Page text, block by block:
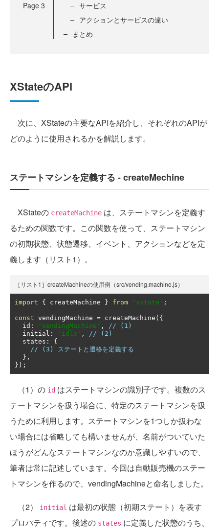
Page 3
サービス
アクションとサービスの違い
まとめ
XStateのAPI
次に、XStateの主要なAPIを紹介し、それぞれのAPIが
どのように使用されるかを解説します。
ステートマシンを定義する - createMechine
XStateの createMachine は、ステートマシンを定義す
るための関数です。この関数を使って、ステートマシン
の初期状態、状態遷移、イベント、アクションなどを定
義します（リスト1）。
［リスト1］createMachineの使用例（src/vending.machine.js）
import { createMachine } from 'xstate' ;
const vendingMachine = createMachine ({
  id
: 'vendingMachine' ,
// (1)
  initial
: 'idle' ,
// (2)
  states
:
{
// (3) ステートと遷移を定義する
},
});
（1）の id はステートマシンの識別子です。複数のス
テートマシンを扱う場合に、特定のステートマシンを扱
うために利用します。ステートマシンを1つしか扱わな
い場合には省略しても構いませんが、名前がついていた
ほうがどんなステートマシンなのか意識しやすいので、
筆者は常に記述しています。今回は自動販売機のステー
トマシンを作るので、vendingMachineと命名しました。
（2） initial は最初の状態（初期ステート）を表す
プロパティです。後述の states に定義した状態のうち、